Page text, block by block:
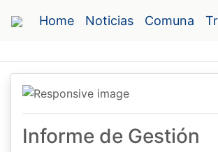
Home Noticias Comuna
Informe de Gestión